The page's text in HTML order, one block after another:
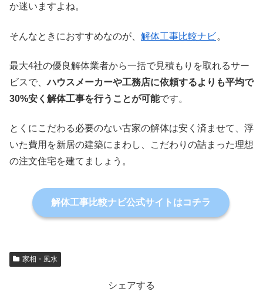
か迷いますよね。
そんなときにおすすめなのが、 解体工事比較ナビ。
最大4社の優良解体業者から一括で見積もりを取れるサー
ビスで、ハウスメーカーや工務店に依頼するよりも平均で
30%安く解体工事を行うことが可能です。
とくにこだわる必要のない古家の解体は安く済ませて、浮
いた費用を新居の建築にまわし、こだわりの詰まった理想
の注文住宅を建てましょう。
解体工事比較ナビ公式サイトはコチラ
家相・風水
シェアする